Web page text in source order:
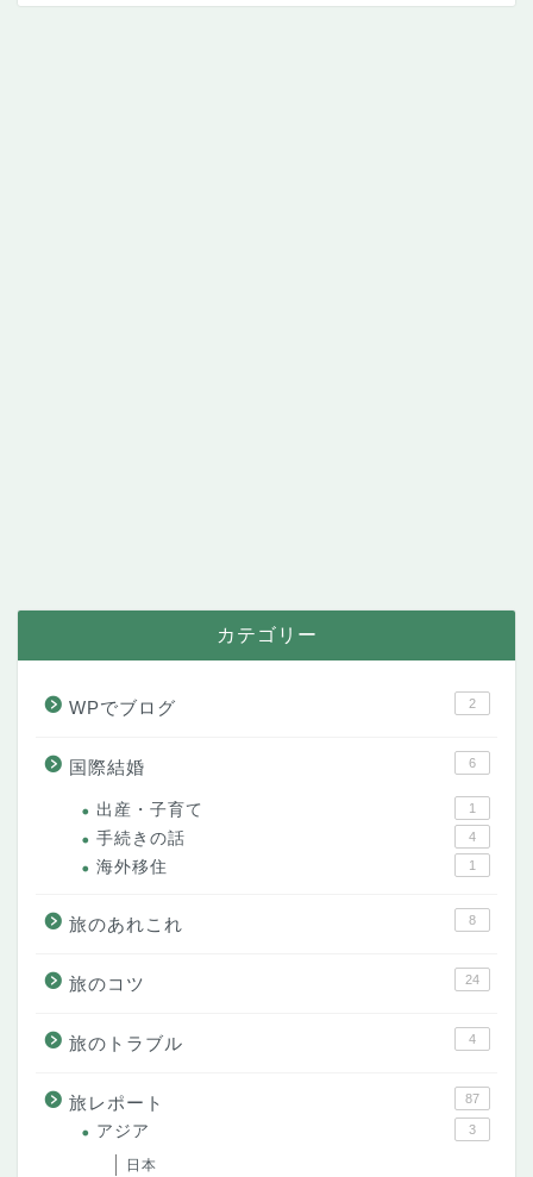
カテゴリー
WPでブログ 2
国際結婚 6
出産・子育て 1
手続きの話 4
海外移住 1
旅のあれこれ 8
旅のコツ 24
旅のトラブル 4
旅レポート 87
アジア 3
日本